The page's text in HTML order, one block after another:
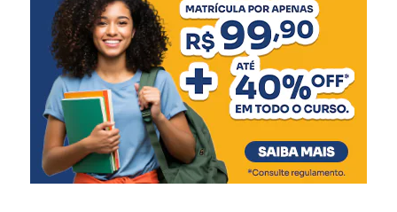
de atividades pedagógicas
no pátio.”